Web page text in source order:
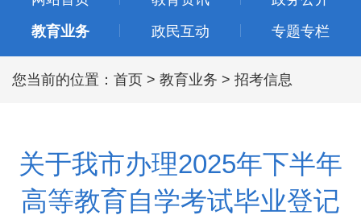
教育业务
政民互动 专题专栏
您当前的位置： 首页 > 教育业务 > 招考信息
关于我市办理2025年下半年
高等教育自学考试毕业登记